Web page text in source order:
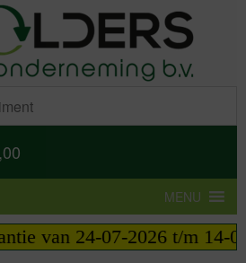
MENU
24-07-2026 t/m 14-08-